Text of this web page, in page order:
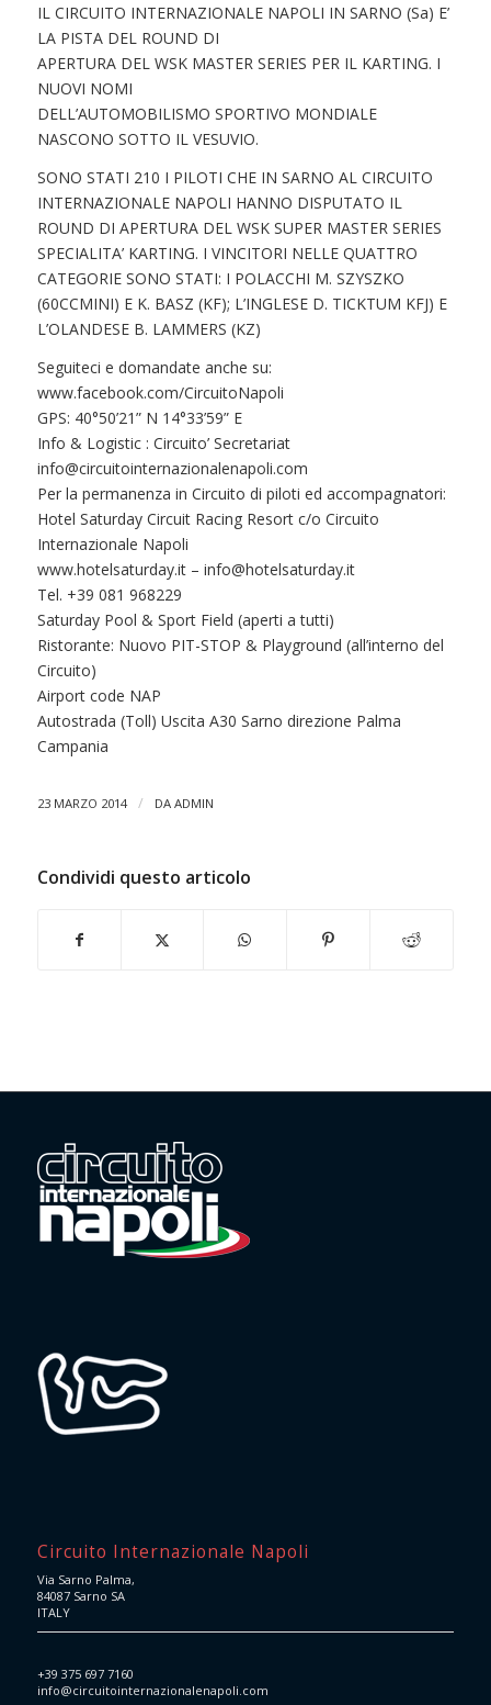
IL CIRCUITO INTERNAZIONALE NAPOLI IN SARNO (Sa) E’
LA PISTA DEL ROUND DI
APERTURA DEL WSK MASTER SERIES PER IL KARTING. I
NUOVI NOMI
DELL’AUTOMOBILISMO SPORTIVO MONDIALE
NASCONO SOTTO IL VESUVIO.
SONO STATI 210 I PILOTI CHE IN SARNO AL CIRCUITO
INTERNAZIONALE NAPOLI HANNO DISPUTATO IL
ROUND DI APERTURA DEL WSK SUPER MASTER SERIES
SPECIALITA’ KARTING. I VINCITORI NELLE QUATTRO
CATEGORIE SONO STATI: I POLACCHI M. SZYSZKO
(60CCMINI) E K. BASZ (KF); L’INGLESE D. TICKTUM KFJ) E
L’OLANDESE B. LAMMERS (KZ)
Seguiteci e domandate anche su:
www.facebook.com/CircuitoNapoli
GPS: 40°50’21” N 14°33’59” E
Info & Logistic : Circuito’ Secretariat
info@circuitointernazionalenapoli.com
Per la permanenza in Circuito di piloti ed accompagnatori:
Hotel Saturday Circuit Racing Resort c/o Circuito
Internazionale Napoli
www.hotelsaturday.it – info@hotelsaturday.it
Tel. +39 081 968229
Saturday Pool & Sport Field (aperti a tutti)
Ristorante: Nuovo PIT-STOP & Playground (all’interno del
Circuito)
Airport code NAP
Autostrada (Toll) Uscita A30 Sarno direzione Palma
Campania
23 MARZO 2014 / DA ADMIN
Condividi questo articolo
Circuito Internazionale Napoli
Via Sarno Palma,
84087 Sarno SA
ITALY
+39 375 697 7160
info@circuitointernazionalenapoli.com